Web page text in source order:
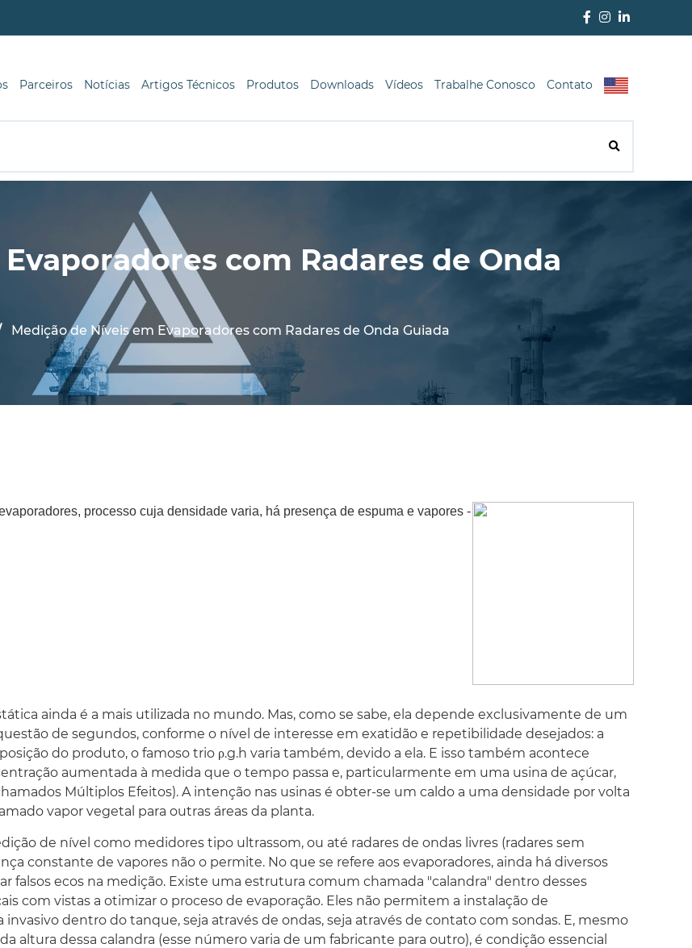
Parceiros Notícias Artigos Técnicos Produtos Downloads Vídeos Trabalhe Conosco Contato
com Radares de Onda
Medição de Níveis em Evaporadores com Radares de Onda Guiada
processo cuja densidade varia, há presença de espuma e vapores -
ainda é a mais utilizada no mundo. Mas, como se sabe, ela depende exclusivamente de um
de segundos, conforme o nível de interesse em exatidão e repetibilidade desejados: a
do produto, o famoso trio ρ.g.h varia também, devido a ela. E isso também acontece
aumentada à medida que o tempo passa e, particularmente em uma usina de açúcar,
Múltiplos Efeitos). A intenção nas usinas é obter-se um caldo a uma densidade por volta
vapor vegetal para outras áreas da planta.
de nível como medidores tipo ultrassom, ou até radares de ondas livres (radares sem
constante de vapores não o permite. No que se refere aos evaporadores, ainda há diversos
falsos ecos na medição. Existe uma estrutura comum chamada "calandra" dentro desses
com vistas a otimizar o proceso de evaporação. Eles não permitem a instalação de
dentro do tanque, seja através de ondas, seja através de contato com sondas. E, mesmo
altura dessa calandra (esse número varia de um fabricante para outro), é condição essencial